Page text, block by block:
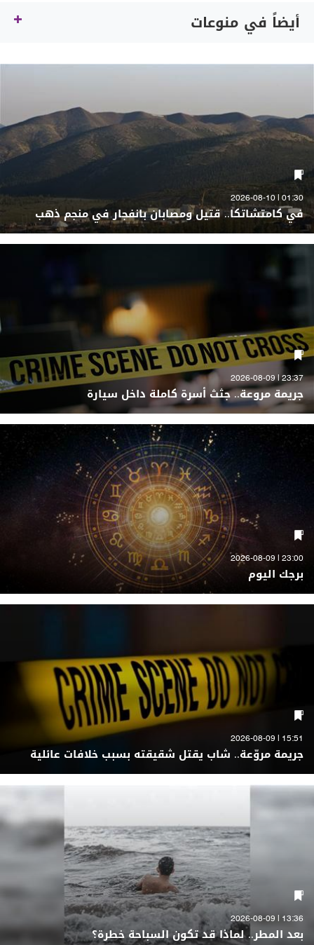
أيضاً في منوعات
01:30 | 2026-08-10
في كامتشاتكا.. قتيل ومصابان بانفجار في منجم ذهب
23:37 | 2026-08-09
جريمة مروعة.. جثث أسرة كاملة داخل سيارة
23:00 | 2026-08-09
برجك اليوم
15:51 | 2026-08-09
جريمة مروّعة.. شاب يقتل شقيقته بسبب خلافات عائلية
13:36 | 2026-08-09
بعد المطر.. لماذا قد تكون السباحة خطرة؟